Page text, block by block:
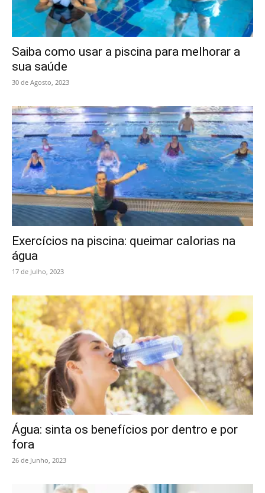
Saiba como usar a piscina para melhorar a
sua saúde
30 de Agosto, 2023
Exercícios na piscina: queimar calorias na
água
17 de Julho, 2023
Água: sinta os benefícios por dentro e por
fora
26 de Junho, 2023